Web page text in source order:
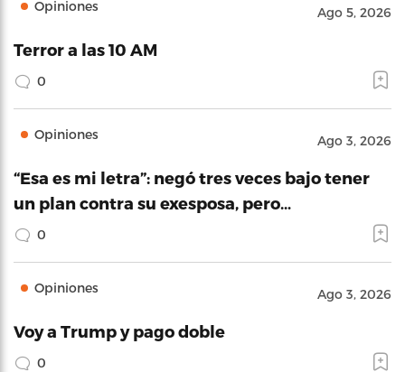
Opiniones Ago 5, 2026
Terror a las 10 AM
0
Opiniones Ago 3, 2026
“Esa es mi letra”: negó tres veces bajo tener
un plan contra su exesposa, pero…
0
Opiniones Ago 3, 2026
Voy a Trump y pago doble
0